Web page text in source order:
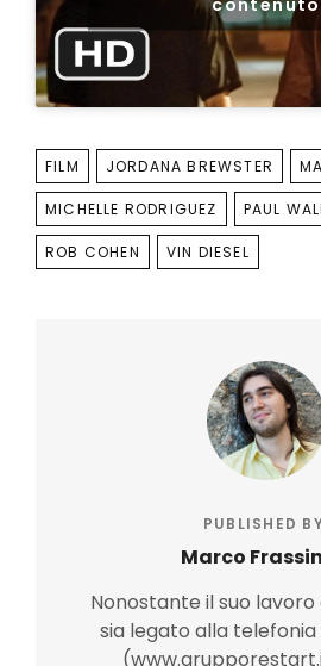
TAGS
FILM JORDANA BREWSTER
MICHELLE RODRIGUEZ PAUL
ROB COHEN VIN DIESEL
PUBLISHED
Marco
Nonostante il suo
sia legato alla